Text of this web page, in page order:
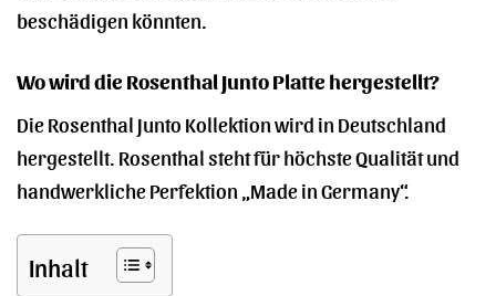
beschädigen könnten.
Wo wird die Rosenthal Junto Platte hergestellt?
Die Rosenthal Junto Kollektion wird in Deutschland
hergestellt. Rosenthal steht für höchste Qualität und
handwerkliche Perfektion „Made in Germany“.
Inhalt